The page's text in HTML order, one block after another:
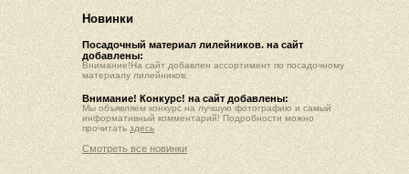
Новинки
Посадочный материал лилейников. на сайт
добавлены:
Внимание!На сайт добавлен ассортимент по посадочному
материалу лилейников.
Внимание! Конкурс! на сайт добавлены:
Мы объявляем конкурс на лучшую фотографию и самый
информативный комментарий! Подробности можно
прочитать здесь
Смотреть все новинки